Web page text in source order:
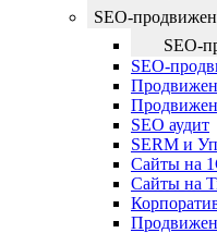
SEO-
SEO-
SEO-
SEO аудит
SERM и
Сайты на
Сайты на